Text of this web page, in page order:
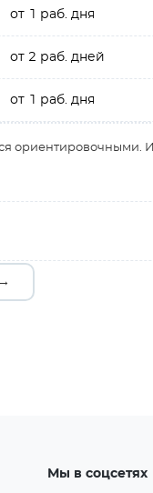
от 1 раб. дня
от 2 раб. дней
от 1 раб. дня
ориентировочными.
Мы в соцсетях